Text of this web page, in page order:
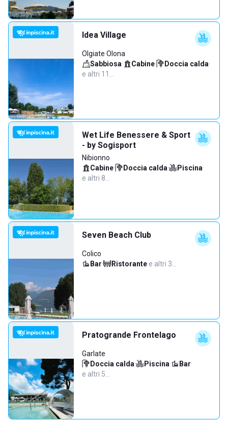
Idea Village
Olgiate Olona
Sabbiosa· Cabine· Doccia calda·
e altri 11…
Wet Life Benessere & Sport
- by Sogisport
Nibionno
Cabine· Doccia calda· Piscina·
e altri 8…
Seven Beach Club
Colico
Bar· Ristorante·e altri 3…
Pratogrande Frontelago
Garlate
Doccia calda· Piscina· Bar·
e altri 5…